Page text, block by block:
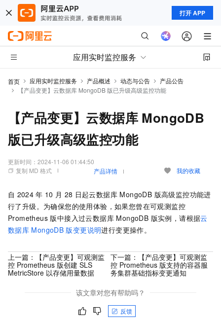
打开 APP
应用实时监控服务
首页 应用实时监控服务 产品概述 动态与公告
产品公告
【产品变更】云数据库 MongoDB 版已升级高级监控功能
【产品变更】云数据库 MongoDB
版已升级高级监控功能
更新时间： 2024-11-06 01:44:50
复制 MD 格式
产品详情 我的收藏
自 2024 年 10 月 28 日起云数据库 MongoDB 版高级监控功能进
行了升级。为确保您的使用体验，如果您曾在可观测监控
Prometheus 版中接入过云数据库 MongoDB 版实例，请根据云
数据库 MongoDB 版变更说明进行变更操作。
上一篇：
【产品变更】可观测监
控 Prometheus 版创建 SLS
MetricStore 以存储用量数据
下一篇：
【产品变更】可观测监
控 Prometheus 版支持的容器服
务集群基础指标变更通知
该文章对您有帮助吗？
反馈